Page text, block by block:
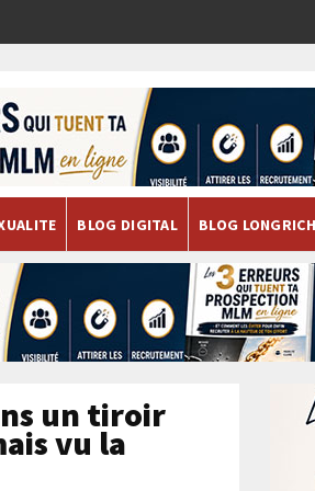
BLOG DIGITAL BLOG LONGRICH
un tiroir
vu la